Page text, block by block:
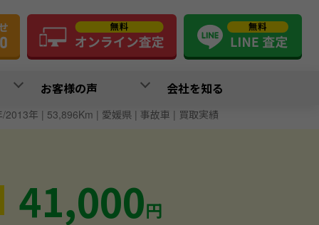
お客様の声 会社を知る
2013年 | 53,896Km | 愛媛県 | 事故車 | 買取実績
41,000円